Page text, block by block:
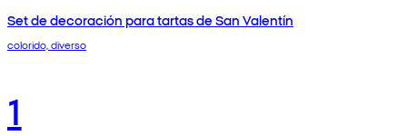
Set de decoración para tartas de San Valentín
colorido, diverso
1